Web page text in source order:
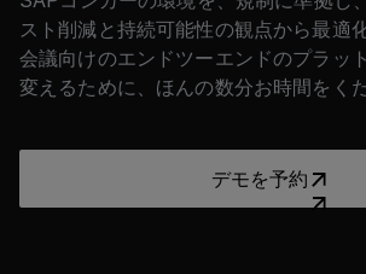
Groupe Adeo partnered with HRS
procurement, increase program
reduce travel-related emissions.
end lodging management, improved
group achieved significant cost
adoption rate, a 10% CO₂ reduction
and 98% VCC acceptance.
98%
VCC Acceptance
33%
Program Adoption Growth
Read the Case Study
online adoption
>20,000
Read the
Read the Case Study
スト削減と持続可能性の観点から最適
会議向けのエンドツーエンドのプラッ
変えるために、ほんの数分お時間をくだ
デモを予約